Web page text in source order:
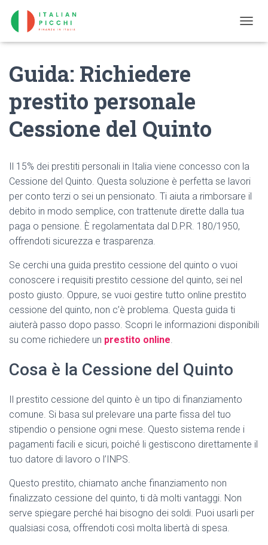
O
T
I
N
Guida: Richiedere
prestito personale
Cessione del Quinto
Il 15% dei prestiti personali in Italia viene concesso con la
Cessione del Quinto. Questa soluzione è perfetta se lavori
per conto terzi o sei un pensionato. Ti aiuta a rimborsare il
debito in modo semplice, con trattenute dirette dalla tua
paga o pensione. È regolamentata dal D.P.R. 180/1950,
offrendoti sicurezza e trasparenza.
Se cerchi una guida prestito cessione del quinto o vuoi
conoscere i requisiti prestito cessione del quinto, sei nel
posto giusto. Oppure, se vuoi gestire tutto online prestito
cessione del quinto, non c’è problema. Questa guida ti
aiuterà passo dopo passo. Scopri le informazioni disponibili
su come richiedere un prestito online.
Cosa è la Cessione del Quinto
Il prestito cessione del quinto è un tipo di finanziamento
comune. Si basa sul prelevare una parte fissa del tuo
stipendio o pensione ogni mese. Questo sistema rende i
pagamenti facili e sicuri, poiché li gestiscono direttamente il
tuo datore di lavoro o l’INPS.
Questo prestito, chiamato anche finanziamento non
finalizzato cessione del quinto, ti dà molti vantaggi. Non
serve spiegare perché hai bisogno dei soldi. Puoi usarli per
qualsiasi cosa, offrendoti così molta libertà di spesa.